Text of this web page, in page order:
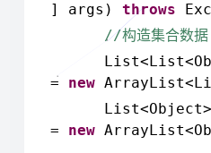
] args) throws
//构造集合数据
= new
List<Object>
= new